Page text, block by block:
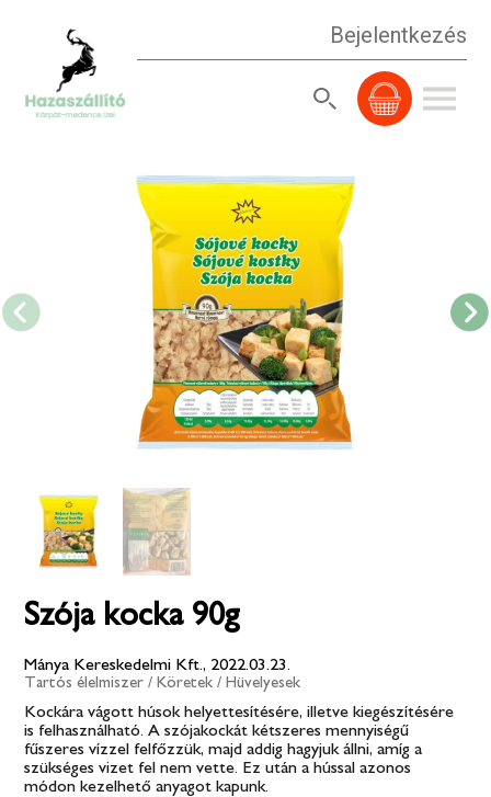
Bejelentkezés
Szója kocka 90g
Mánya Kereskedelmi Kft., 2022.03.23.
Tartós élelmiszer / Köretek / Hüvelyesek
Kockára vágott húsok helyettesítésére, illetve kiegészítésére
is felhasználható. A szójakockát kétszeres mennyiségű
fűszeres vízzel felfőzzük, majd addig hagyjuk állni, amíg a
szükséges vizet fel nem vette. Ez után a hússal azonos
módon kezelhető anyagot kapunk.